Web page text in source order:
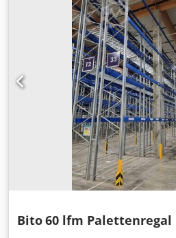
Bito60 lfm Palettenregal